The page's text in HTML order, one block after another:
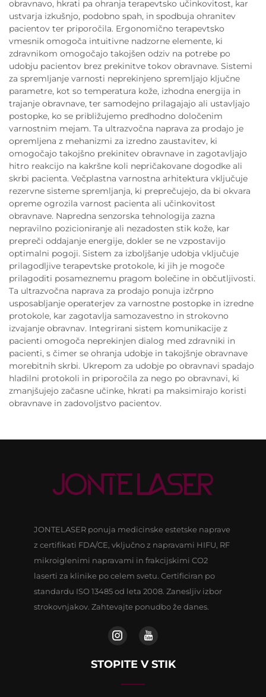
obravnavo, hkrati pa ohranja terapevtsko učinkovitost, kar
ustvarja izkušnjo, podobno spah, in spodbuja ohranitev
pacientov ter priporočila. Ergonomično terapevtsko
vmesnik omogoča intuitivne nadzorne elemente, ki
zdravnikom omogočajo takojšen odziv na potrebe po
udobju pacientov brez prekinitve tokov obravnave. Sistemi
za spremljanje varnosti neprekinjeno spremljajo ključne
parametre, kot so temperatura kože, izhodna energija in
trajanje obravnave, ter samodejno prilagajajo ali ustavljajo
postopke, ko se približujemo predhodno določenim
varnostnim mejam. Ta ultrazvočna naprava za prodajo je
opremljena z mehanizmi za izredno zaustavitev, ki
omogočajo takojšno prekinitev obravnave in zagotavljajo
hitro reakcijo na kakršne koli nepričakovane dogodke ali
skrbi pacienta. Večplastna varnostna arhitektura vključuje
rezervne sisteme spremljanja, ki preprečujejo, da bi okvara
opreme ogrozila varnost pacienta ali učinkovitost
obravnave. Napredna senzorska tehnologija zazna
nepravilno pozicioniranje ali nezadosten stik kože, kar
prepreči oddajanje energije, dokler se ne vzpostavijo
optimalni pogoji. Sistem za izboljšanje udobja vključuje
prilagodljive terapevtske protokole, ki jih je mogoče
prilagoditi posameznemu pragom bolečine in občutljivosti.
Ta ultrazvočna naprava za prodajo ponuja izčrpno
usposabljanje operaterjev za varnostne postopke in izredne
protokole, kar zagotavlja samozavestno in strokovno
izvajanje obravnav. Integrirani sistem komunikacije z
pacienti omogoča neprekinjen dialog med zdravniki in
pacienti, s čimer se ohranja udobje in takojšnje obravnave
morebitnih skrbi. Ukrepom za udobje po obravnavi spadajo
hladilni protokoli in priporočila za nego po obravnavi, ki
zmanjšujejo začasne učinke, hkrati pa maksimirajo koristi
obravnave in zadovoljstvo pacientov.
JONTELASER ponuja medicinske estetske naprave
z certifikati FDA/CE, vključno z napravami HIFU, RF
mikroiglenimi napravami in frakcijskimi CO2
laserti za klinike po celem svetu. Certificiran po
standardu ISO 13485 od leta 2008. Zanesljiv izbor
strokovnjakov. Zahtevajte ponudbo že danes.
STOPITE V STIK